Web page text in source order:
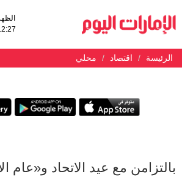
الرئيسة اقتصاد محلي
بالتزامن مع عيد الاتحاد و«عام